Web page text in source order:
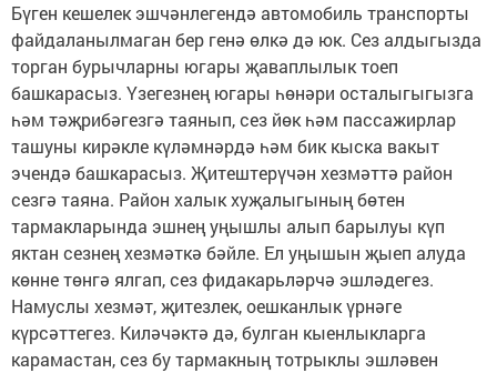
Бүген кешелек эшчәнлегендә автомобиль транспорты
файдаланылмаган бер генә өлкә дә юк. Сез алдыгызда
торган бурычларны югары җаваплылык тоеп
башкарасыз. Үзегезнең югары һөнәри осталыгыгызга
һәм тәҗрибәгезгә таянып, сез йөк һәм пассажирлар
ташуны кирәкле күләмнәрдә һәм бик кыска вакыт
эчендә башкарасыз. Җитештерүчән хезмәттә район
сезгә таяна. Район халык хуҗалыгының бөтен
тармакларында эшнең уңышлы алып барылуы күп
яктан сезнең хезмәткә бәйле. Ел уңышын җыеп алуда
көнне төнгә ялгап, сез фидакарьләрчә эшләдегез.
Намуслы хезмәт, җитезлек, оешканлык үрнәге
күрсәттегез. Киләчәктә дә, булган кыенлыкларга
карамастан, сез бу тармакның тотрыклы эшләвен